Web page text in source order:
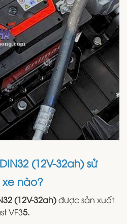
(12V-32ah) sử
nào?
(12V-32ah)được sản xuất
VF35.